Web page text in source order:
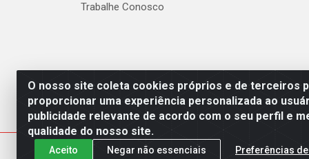
O nosso site coleta cookies próprios e de terceiros
proporcionar uma experiência personalizada ao
publicidade relevante de acordo com o seu perfil e
qualidade do nosso site.
Aceito Negar não essenciais Preferências
Trabalhe Conosco
Polybalas - Rua João Miguel